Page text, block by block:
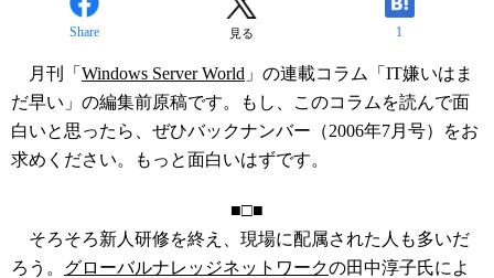
Share 見る 1
月刊「 Windows Server World 」の連載コラム「IT嫌いはま
だ早い」の編集前原稿です。もし、このコラムを読んで面
白いと思ったら、ぜひバックナンバー（2006年7月号）をお
求めください。もっと面白いはずです。
■□■
そろそろ新人研修を終え、現場に配属された人も多いだ
ろう。 グローバルナレッジネットワークの田中淳子氏によ